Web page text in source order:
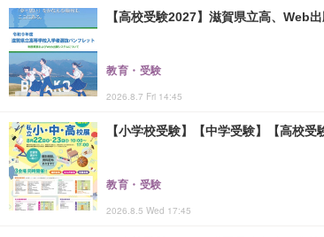
【高校受験2027】滋賀県立高、Web
教育・受験
2026.8.7 Fri 14:45
【小学校受験】【中学受験】【高校
教育・受験
2026.8.5 Wed 17:45